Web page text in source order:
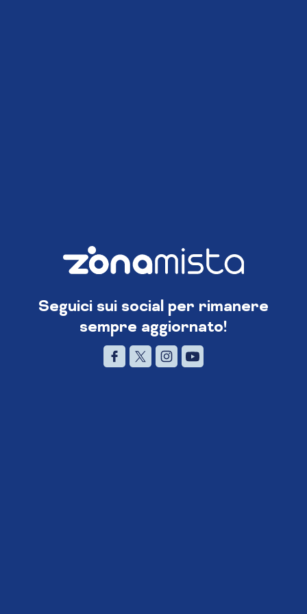
Seguici sui social per rimanere
sempre aggiornato!